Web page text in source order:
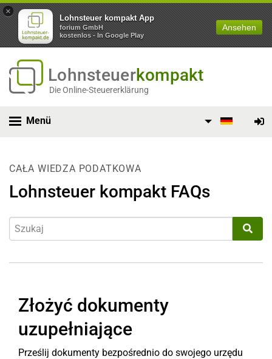
×
Lohnsteuer kompakt App
forium GmbH
kostenlos - In Google Play
Ansehen
Lohnsteuerkompakt
Die Online-Steuererklärung
Menü
CAŁA WIEDZA PODATKOWA
Lohnsteuer kompakt FAQs
Złożyć dokumenty
uzupełniające
Prześlij dokumenty bezpośrednio do swojego urzędu